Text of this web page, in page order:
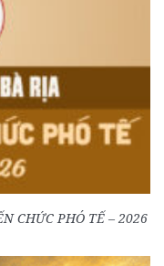
CHỨC PHÓ TẾ – 2026